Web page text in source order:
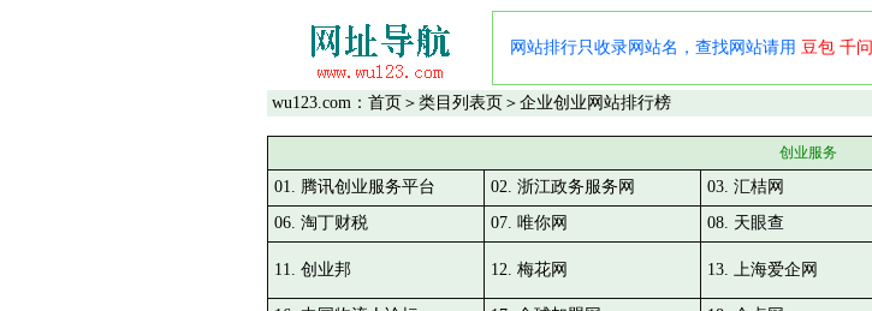
网站排行只收录网站名，查找网站请用 豆包 千问
wu123.com： 首页 ＞ 类目列表页 ＞企业创业网站排行榜
创业服务
01. 腾讯创业服务平台 02. 浙江政务服务网 03. 汇桔网
06. 淘丁财税
07. 唯你网 08. 天眼查
11. 创业邦 12. 梅花网 13. 上海爱企网